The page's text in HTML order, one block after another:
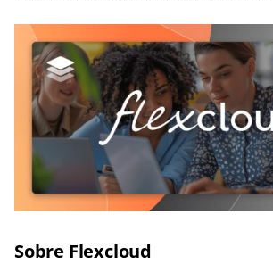
Sobre Flexcloud